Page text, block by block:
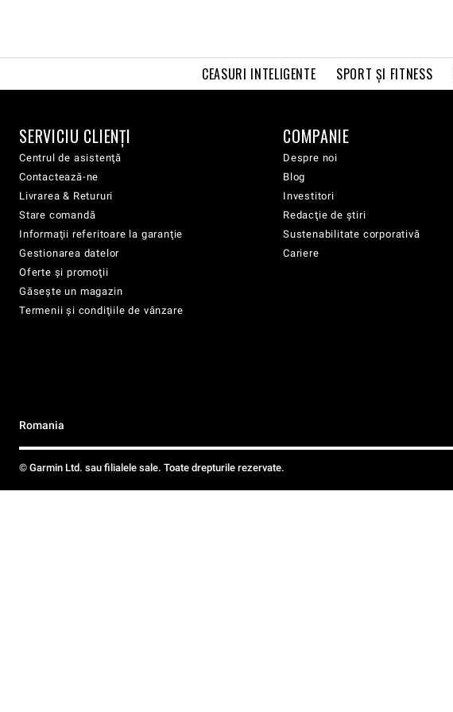
CEASURI INTELIGENTE SPORT ŞI FITNESS
SERVICIU CLIENŢI
Centrul de asistenţă
Contactează-ne
Livrarea & Retururi
Stare comandă
Informaţii referitoare la garanţie
Gestionarea datelor
Oferte şi promoţii
Găsește un magazin
Termenii şi condiţiile de vânzare
COMPANIE
Despre noi
Blog
Investitori
Redacţie de ştiri
Sustenabilitate corporativă
Cariere
Romania
© Garmin Ltd. sau filialele sale. Toate drepturile rezervate.